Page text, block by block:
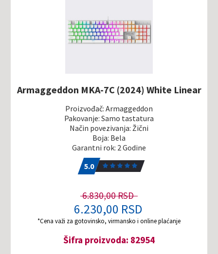
Armaggeddon MKA-7C (2024) White Linear
Proizvođač: Armaggeddon
Pakovanje: Samo tastatura
Način povezivanja: Žični
Boja: Bela
Garantni rok: 2 Godine
5.0
6.830,00 RSD
6.230,00 RSD
*Cena važi za gotovinsko, virmansko i online plaćanje
Šifra proizvoda: 82954